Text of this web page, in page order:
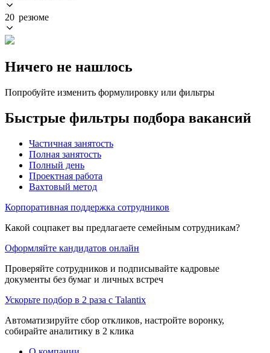
20 резюме
Ничего не нашлось
Попробуйте изменить формулировку или фильтры
Быстрые фильтры подбора вакансий
Частичная занятость
Полная занятость
Полный день
Проектная работа
Вахтовый метод
Корпоративная поддержка сотрудников
Какой соцпакет вы предлагаете семейным сотрудникам?
Оформляйте кандидатов онлайн
Проверяйте сотрудников и подписывайте кадровые
документы без бумаг и личных встреч
Ускорьте подбор в 2 раза с Talantix
Автоматизируйте сбор откликов, настройте воронку,
собирайте аналитику в 2 клика